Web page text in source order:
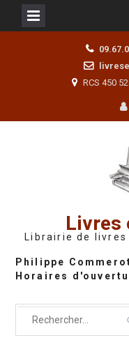
RCS 450
Livres
Librairie de